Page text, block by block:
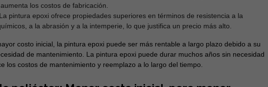
los costos de fabricación.
La pintura epoxi ofrece propiedades superiores en términos de resistencia a la
a la abrasión y a la intemperie, lo que justifica un precio más alto.
costo inicial, la pintura epoxi puede ser más rentable a largo plazo debido a su
de mantenimiento. La pintura epoxi puede durar muchos años sin necesidad
los costos de mantenimiento y reemplazo a lo largo del tiempo.